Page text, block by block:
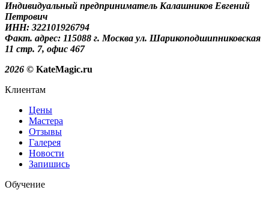
Индивидуальный предприниматель Калашников Евгений
Петрович
ИНН: 322101926794
Факт. адрес: 115088 г. Москва ул. Шарикоподшипниковская
11 стр. 7, офис 467
2026 © KateMagic.ru
Клиентам
Цены
Мастера
Отзывы
Галерея
Новости
Запишись
Обучение